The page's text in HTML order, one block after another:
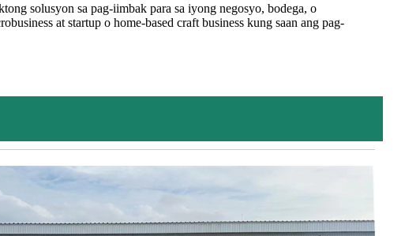
solusyon sa pag-iimbak para sa iyong negosyo, bodega, o
at startup o home-based craft business kung saan ang pag-